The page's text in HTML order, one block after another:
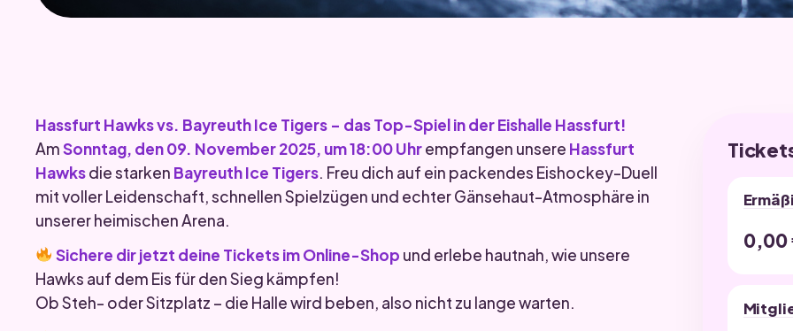
Hassfurt Hawks vs. Bayreuth Ice Tigers – das Top-Spiel in der Eishalle Hassfurt!
AmSonntag, den 09. November 2025, um 18:00 Uhrempfangen unsere Hassfurt
Hawksdie starken Bayreuth Ice Tigers. Freu dich auf ein packendes Eishockey-Duell
mit voller Leidenschaft, schnellen Spielzügen und echter Gänsehaut-Atmosphäre in
unserer heimischen Arena.
Sichere dir jetzt deine Tickets im Online-Shop und erlebe hautnah, wie unsere
Hawks auf dem Eis für den Sieg kämpfen!
Ob Steh- oder Sitzplatz – die Halle wird beben, also nicht zu lange warten.
0,00